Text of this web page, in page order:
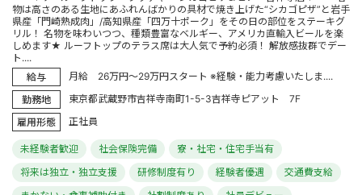
物は高さのある生地にあふれんばかりの具材で焼き上げた“シカゴピザ”と岩手
県産「門崎熟成肉」/高知県産「四万十ポーク」をその日の部位をステーキグ
リル！ 名物を味わいつつ、種類豊富なベルギー、アメリカ直輸入ビールを楽
しめます★ ルーフトップのテラス席は大人気で予約必須！ 解放感抜群でデー
ト....
給与
月給 26万円～29万円スタート ※経験・能力考慮いたしま....
勤務地
東京都武蔵野市吉祥寺南町1-5-3吉祥寺ピアット 7F
雇用形態
正社員
未経験者歓迎 社会保険完備
寮・社宅・住宅手当有
将来は独立・独立支援
研修制度有り 経験者優遇
交通費支給